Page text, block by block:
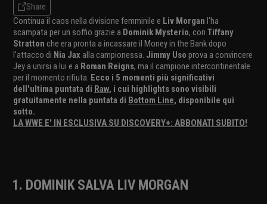
Share
Continua il caos nella divisione femminile e Liv Morgan l'ha
scampata per un soffio grazie a Dominik Mysterio, con Tiffany
Stratton che era pronta a incassare il Money in the Bank dopo
l'attacco di Nia Jax alla campionessa. Jimmy Uso prova a convincere
Jey a unirsi a lui e a Roman Reigns, ma il campione intercontinentale
per il momento rifiuta. Ecco i 5 momenti più significativi
dell'ultima puntata di Raw, i cui highlights sono visibili
gratuitamente nella puntata di Bottom Line, disponibile quì
sotto.
LA WWE E' IN ESCLUSIVA SU DISCOVERY+: ABBONATI SUBITO!
1. DOMINIK SALVA LIV MORGAN